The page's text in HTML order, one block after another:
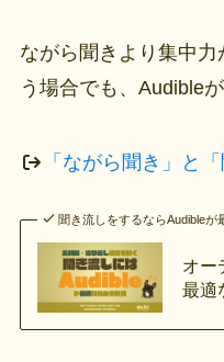
ながら聞きより集中
う場合でも、Audibleが
「ながら聞き」と
聞き流しをするならAudibleが
オー
最適